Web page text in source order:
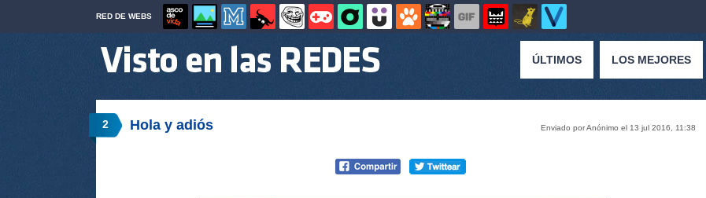
RED DE WEBS
ÚLTIMOS LOS MEJORES
2 Enviado por Anónimo el 13 jul 2016, 11:38
Hola y adiós